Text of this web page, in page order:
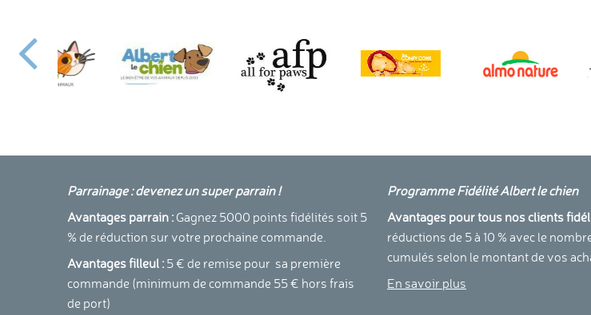
Parrainage : devenez un super parrain !
Avantages parrain : Gagnez 5000 points fidélités soit 5
% de réduction sur votre prochaine commande.
Avantages filleul : 5 € de remise pour sa première
commande (minimum de commande 55 € hors frais
de port)
Programme Fidélité Albert le chien
Avantages pour tous nos clients
réductions de 5 à 10 % avec le
cumulés selon le montant de vos
En savoir plus